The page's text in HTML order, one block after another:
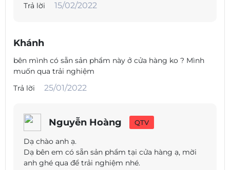
Trả lời
15/02/2022
Khánh
bên mình có sẵn sản phẩm này ở cửa hàng ko ? Mình
muốn qua trải nghiệm
Trả lời
25/01/2022
Nguyễn Hoàng QTV
Dạ chào anh ạ.
Dạ bên em có sẵn sản phẩm tại cửa hàng ạ, mời
anh ghé qua để trải nghiệm nhé.